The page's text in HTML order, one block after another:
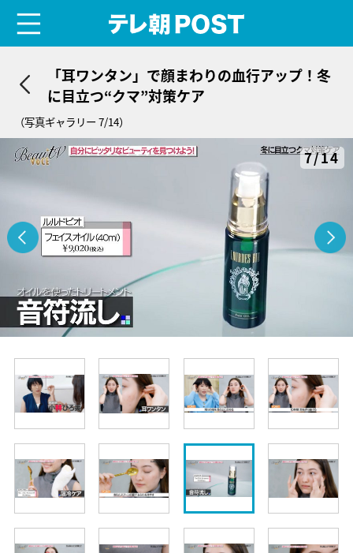
「耳ワンタン」で顔まわりの血行アップ！冬
に目立つ“クマ”対策ケア
（写真ギャラリー 7/14）
7/14